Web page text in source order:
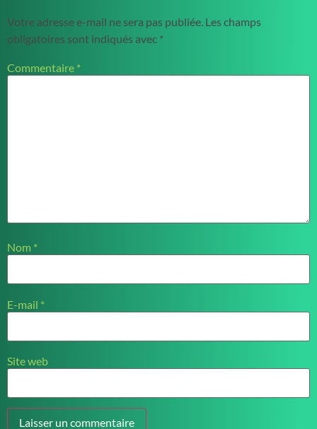
Votre adresse e-mail ne sera pas publiée. Les champs
obligatoires sont indiqués avec *
Commentaire *
Nom *
E-mail *
Site web